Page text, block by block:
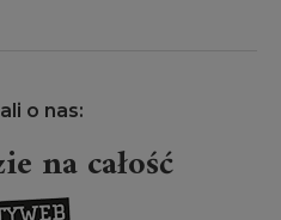
o nas:
na całość